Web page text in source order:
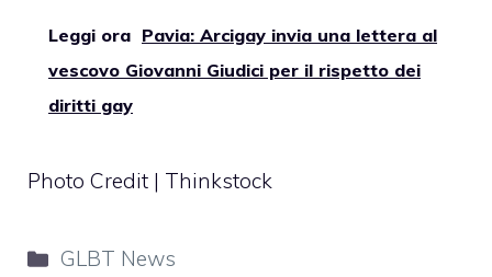
Leggi ora Pavia: Arcigay invia una lettera al
vescovo Giovanni Giudici per il rispetto dei
diritti gay
Photo Credit | Thinkstock
Categorie
GLBT News